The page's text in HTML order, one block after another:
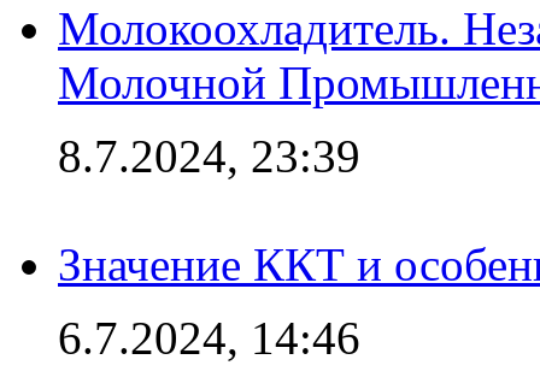
Молокоохладитель.
Молочной
8.7.2024, 23:39
Значение ККТ и
6.7.2024, 14:46